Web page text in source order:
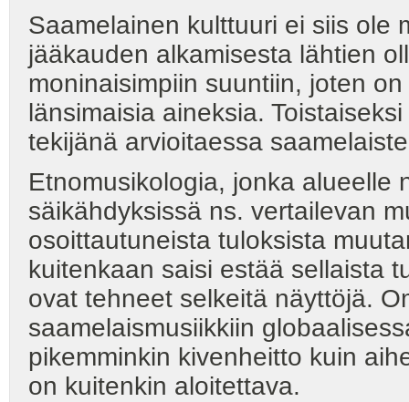
Saamelainen kulttuuri ei siis ole
jääkauden alkamisesta lähtien
moninaisimpiin suuntiin, joten
länsimaisia aineksia.
tekijänä arvioitaessa
Etnomusikologia, jonka alueelle
säikähdyksissä ns. vertailevan
osoittautuneista tuloksista
kuitenkaan saisi estää sellaista
ovat tehneet selkeitä näyttöjä.
saamelaismusiikkiin
pikemminkin kivenheitto kuin
on kuitenkin aloitettava.